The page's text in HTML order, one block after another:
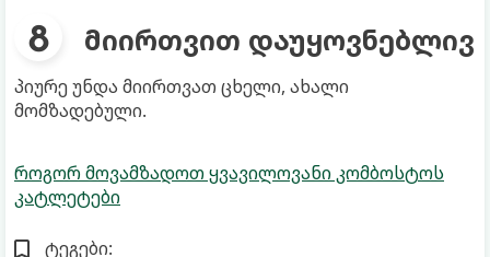
მიირთვით დაუყოვნებლივ
პიურე უნდა მიირთვათ ცხელი, ახალი
მომზადებული.
როგორ მოვამზადოთ ყვავილოვანი კომბოსტოს
კატლეტები
ტეგები: